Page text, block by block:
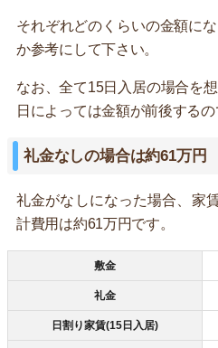
それぞれどのくらいの金額に
か参考にして下さい。
なお、全て15日入居の場合を
日によっては金額が前後するの
礼金なしの場合は約61万円
礼金がなしになった場合、家
計費用は約61万円です。
敷金
礼金
日割り家賃(15日入居)